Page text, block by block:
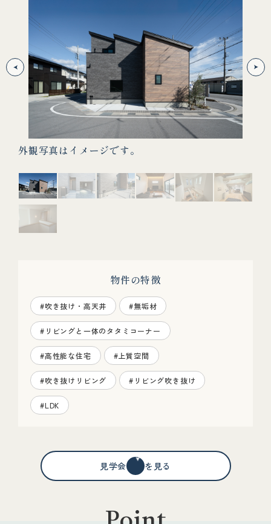
外観写真はイメージです。
物件の特徴
#吹き抜け・高天井 #無垢材
#リビングと一体のタタミコーナー
#高性能な住宅 #上質空間
#吹き抜けリビング #リビング吹き抜け
#LDK
見学会情報を見る